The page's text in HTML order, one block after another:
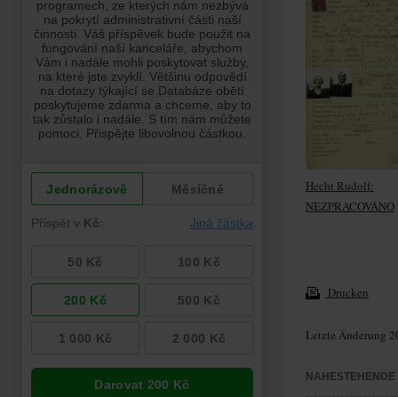
Hecht Rudolf:
NEZPRACOVÁNO
Drucken
Letzte Änderung